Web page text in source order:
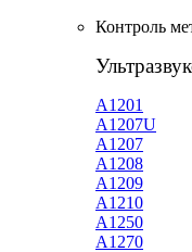
Контроль
A1201
А1207U
А1207
А1208
А1209
А1210
А1250
А1270